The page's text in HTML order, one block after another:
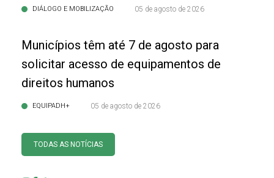
DIÁLOGO E MOBILIZAÇÃO 05 de agosto de 2026
Municípios têm até 7 de agosto para
solicitar acesso de equipamentos de
direitos humanos
EQUIPADH+ 05 de agosto de 2026
TODAS AS NOTÍCIAS